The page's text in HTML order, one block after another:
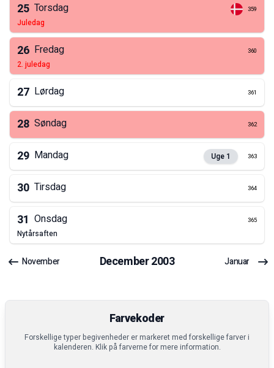
25 Torsdag 359
juledag
26 Fredag 360
2. juledag
27 Lørdag 361
28 Søndag 362
29 Mandag Uge 1 363
30 Tirsdag 364
31 Onsdag 365
nytårsaften
November December2003 Januar
Farvekoder
Forskellige typer begivenheder er markeret med forskellige farver i
kalenderen. Klik på farverne for mere information.